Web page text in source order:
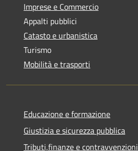
Imprese e Commercio
Appalti pubblici
Catasto e urbanistica
Turismo
Mobilità e trasporti
Educazione e formazione
Giustizia e sicurezza pubblica
Tributi,finanze e contravvenzioni